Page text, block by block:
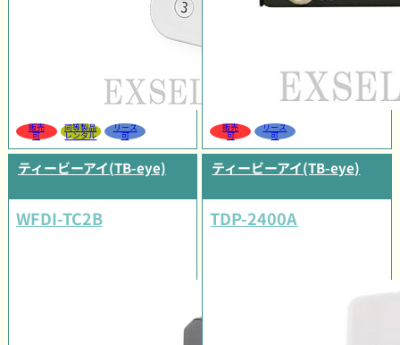
販売
可
同等製品
レンタル
リース
可
販売
可
リース
可
ティービーアイ(TB-eye)
WFDI-TC2B
ティービーアイ(TB-eye)
TDP-2400A